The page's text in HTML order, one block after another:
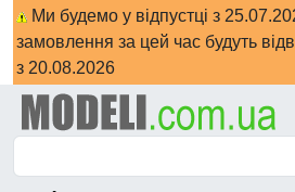
Ми будемо у відпустці з
замовлення за цей час будуть
з 20.08.2026